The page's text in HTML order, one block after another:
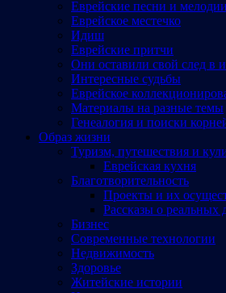
Еврейские песни и мелодии
Еврейское местечко
Идиш
Еврейские притчи
Они оставили свой след в
Интересные судьбы
Еврейское
Материалы на разные темы
Генеалогия и поиски
Образ жизни
Туризм, путешествия и
Еврейская кухня
Благотворительность
Проекты и их
Рассказы о реальных
Бизнес
Современные технологии
Недвижимость
Здоровье
Житейские истории